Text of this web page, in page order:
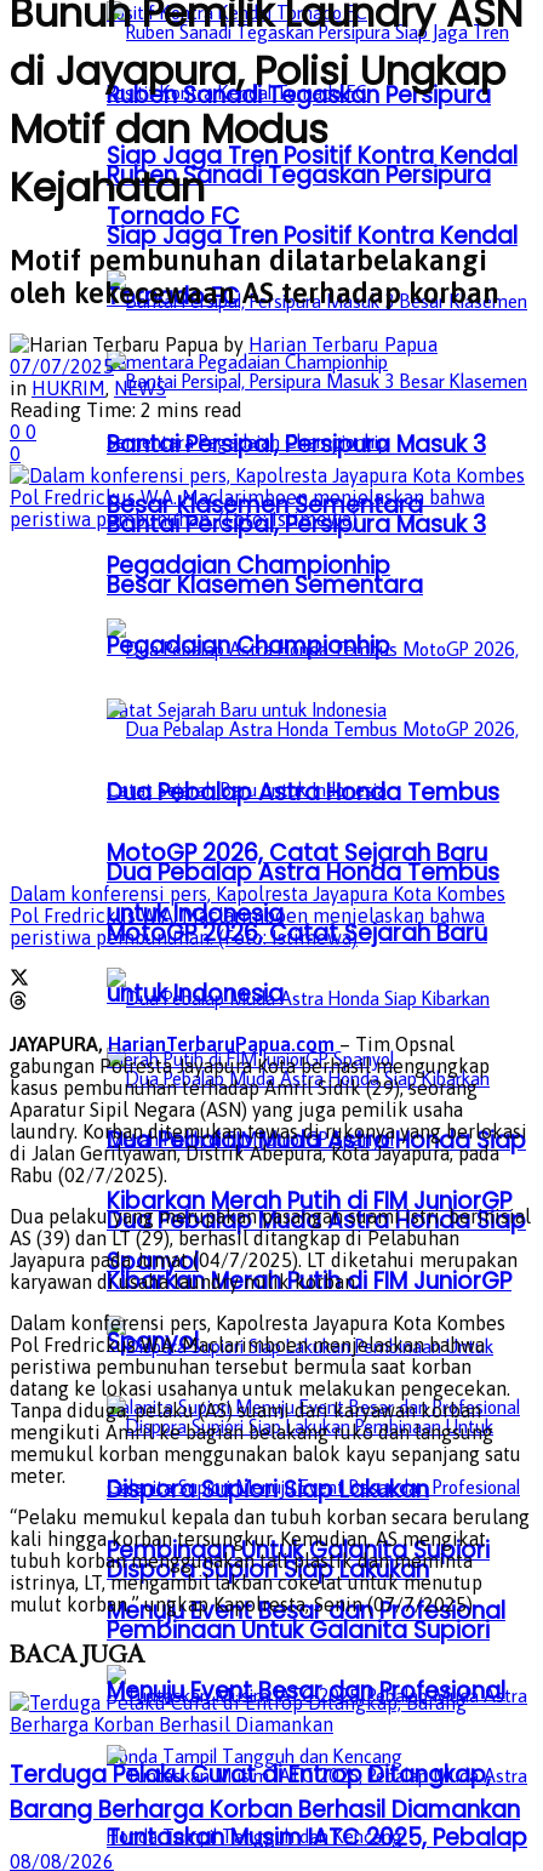
Ruben Sanadi Tegaskan Persipura
Siap Jaga Tren Positif Kontra Kendal
Tornado FC
Bantai Persipal, Persipura Masuk 3
Besar Klasemen Sementara
Pegadaian Championhip
Dua Pebalap Astra Honda Tembus
MotoGP 2026, Catat Sejarah Baru
untuk Indonesia
Dua Pebalap Muda Astra Honda Siap
Kibarkan Merah Putih di FIM JuniorGP
Spanyol
Dispora Supiori Siap Lakukan
Pembinaan Untuk Galanita Supiori
Menuju Event Besar dan Profesional
Tuntaskan Musim IATC 2025, Pebalap
Ruben Sanadi Tegaskan Persipura
Siap Jaga Tren Positif Kontra Kendal
Tornado FC
Bantai Persipal, Persipura Masuk 3
Besar Klasemen Sementara
Pegadaian Championhip
Dua Pebalap Astra Honda Tembus
MotoGP 2026, Catat Sejarah Baru
untuk Indonesia
Dua Pebalap Muda Astra Honda Siap
Kibarkan Merah Putih di FIM JuniorGP
Spanyol
Dispora Supiori Siap Lakukan
Pembinaan Untuk Galanita Supiori
Menuju Event Besar dan Profesional
Bunuh Pemilik Laundry ASN
di Jayapura, Polisi Ungkap
Motif dan Modus
Kejahatan
Motif pembunuhan dilatarbelakangi
oleh kekecewaan AS terhadap korban
by Harian Terbaru Papua
07/07/2025
in HUKRIM, NEWS
Reading Time: 2 mins read
0 0
0
Dalam konferensi pers, Kapolresta Jayapura Kota Kombes
Pol Fredrickus W.A. Maclarimboen menjelaskan bahwa
peristiwa pembunuhan. (Foto: Istimewa)
JAYAPURA,HarianTerbaruPapua.com – Tim Opsnal
gabungan Polresta Jayapura Kota berhasil mengungkap
kasus pembunuhan terhadap Amril Sidik (29), seorang
Aparatur Sipil Negara (ASN) yang juga pemilik usaha
laundry. Korban ditemukan tewas di rukonya yang berlokasi
di Jalan Gerilyawan, Distrik Abepura, Kota Jayapura, pada
Rabu (02/7/2025).
Dua pelaku yang merupakan pasangan suami istri, berinisial
AS (39) dan LT (29), berhasil ditangkap di Pelabuhan
Jayapura pada Jumat (04/7/2025). LT diketahui merupakan
karyawan di usaha laundry milik korban.
Dalam konferensi pers, Kapolresta Jayapura Kota Kombes
Pol Fredrickus W.A. Maclarimboen menjelaskan bahwa
peristiwa pembunuhan tersebut bermula saat korban
datang ke lokasi usahanya untuk melakukan pengecekan.
Tanpa diduga, pelaku (AS) suami dari karyawan korban
mengikuti Amril ke bagian belakang ruko dan langsung
memukul korban menggunakan balok kayu sepanjang satu
meter.
“Pelaku memukul kepala dan tubuh korban secara berulang
kali hingga korban tersungkur. Kemudian, AS mengikat
tubuh korban menggunakan tali plastik dan meminta
istrinya, LT, mengambil lakban cokelat untuk menutup
mulut korban,” ungkap Kapolresta, Senin (07/7/2025)
BACAJUGA
Terduga Pelaku Curat di Entrop Ditangkap,
Barang Berharga Korban Berhasil Diamankan
08/08/2026